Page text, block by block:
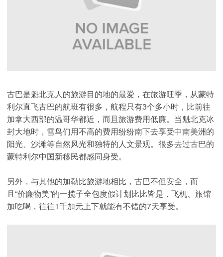
古巴是魁北克人的旅游目的地的最爱，在旅游旺季，从蒙特
利尔直飞古巴的航班有很多，航程只有3个多小时，比前往
加拿大西部的温哥华都近，而且旅游费用低廉。当魁北克冰
封大地时，雪鸟们用不高的费用纷纷南下去享受中南美洲的
阳光、沙滩等自然风光和独特的人文景观。很多去过古巴的
蒙特利尔中国新移民都感同身受。
另外，与其他的加勒比旅游地相比，古巴不但安全，而
且“价廉物美”的一揽子全包度假计划比比皆是，飞机、旅馆
加吃喝，往往1千加元上下就能有不错的7天享受。